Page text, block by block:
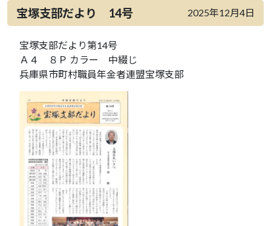
宝塚支部だより 14号 2025年12月4日
宝塚支部だより第14号
Ａ４ ８Ｐ カラー 中綴じ
兵庫県市町村職員年金者連盟宝塚支部